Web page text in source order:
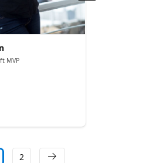
MVP
2